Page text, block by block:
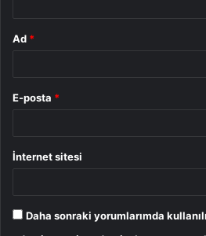
Ad *
E-posta *
İnternet sitesi
Daha sonraki yorumlarımda